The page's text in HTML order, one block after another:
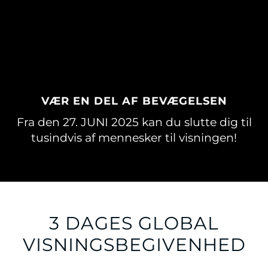
VÆR EN DEL AF BEVÆGELSEN
Fra den 27. JUNI 2025 kan du slutte dig til
tusindvis af mennesker til visningen!
3 DAGES GLOBAL
VISNINGSBEGIVENHED